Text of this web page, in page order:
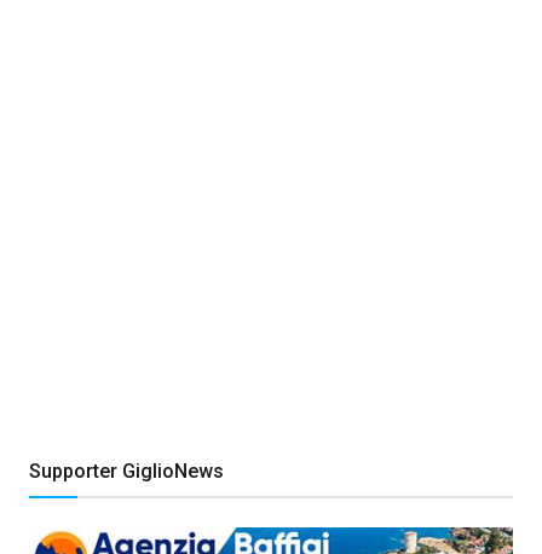
Supporter GiglioNews